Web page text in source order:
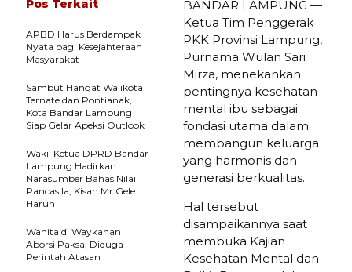
BANDAR LAMPUNG —
Ketua Tim Penggerak
PKK Provinsi Lampung,
Purnama Wulan Sari
Mirza, menekankan
pentingnya kesehatan
mental ibu sebagai
fondasi utama dalam
membangun keluarga
yang harmonis dan
generasi berkualitas.
Hal tersebut
disampaikannya saat
membuka Kajian
Kesehatan Mental dan
Pos Terkait
APBD Harus Berdampak
Nyata bagi Kesejahteraan
Masyarakat
Sambut Hangat Walikota
Ternate dan Pontianak,
Kota Bandar Lampung
Siap Gelar Apeksi Outlook
Wakil Ketua DPRD Bandar
Lampung Hadirkan
Narasumber Bahas Nilai
Pancasila, Kisah Mr Gele
Harun
Wanita di Waykanan
Aborsi Paksa, Diduga
Perintah Atasan